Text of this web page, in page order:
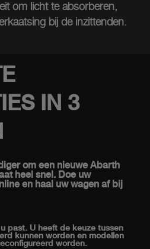
om licht te absorberen,
bij de inzittenden.
IN 3
om een nieuwe Abarth
heel snel. Doe uw
en haal uw wagen af bij
past. U heeft de keuze tussen
kunnen worden en modellen
worden.